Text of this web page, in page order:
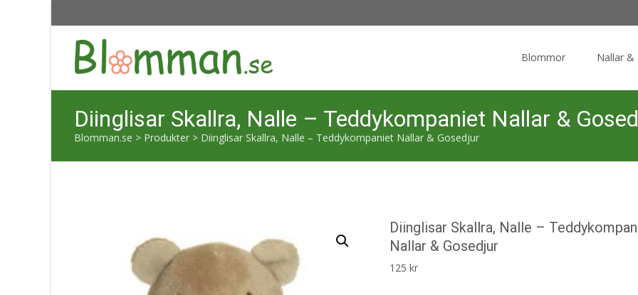
Blommor Nallar &
Diinglisar Skallra, Nalle – Teddykompaniet Nallar &
Blomman.se > Produkter > Diinglisar Skallra, Nalle – Teddykompaniet Nallar & Gosedjur
Diinglisar Skallra, Nalle –
Nallar & Gosedjur
125kr